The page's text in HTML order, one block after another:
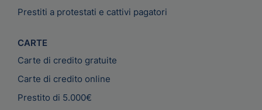
Prestiti a protestati e cattivi pagatori
CARTE
Carte di credito gratuite
Carte di credito online
Prestito di 5.000€